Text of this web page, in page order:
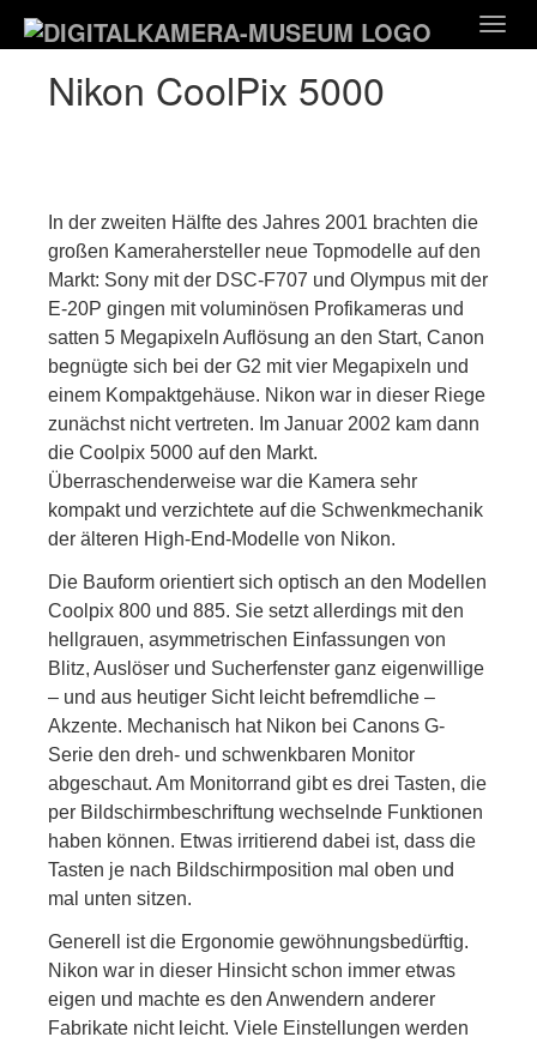
Hauptinhalt
Nikon CoolPix 5000
In der zweiten Hälfte des Jahres 2001 brachten die
großen Kamerahersteller neue Topmodelle auf den
Markt: Sony mit der DSC-F707 und Olympus mit der
E-20P gingen mit voluminösen Profikameras und
satten 5 Megapixeln Auflösung an den Start, Canon
begnügte sich bei der G2 mit vier Megapixeln und
einem Kompaktgehäuse. Nikon war in dieser Riege
zunächst nicht vertreten. Im Januar 2002 kam dann
die Coolpix 5000 auf den Markt.
Überraschenderweise war die Kamera sehr
kompakt und verzichtete auf die Schwenkmechanik
der älteren High-End-Modelle von Nikon.
Die Bauform orientiert sich optisch an den Modellen
Coolpix 800 und 885. Sie setzt allerdings mit den
hellgrauen, asymmetrischen Einfassungen von
Blitz, Auslöser und Sucherfenster ganz eigenwillige
– und aus heutiger Sicht leicht befremdliche –
Akzente. Mechanisch hat Nikon bei Canons G-
Serie den dreh- und schwenkbaren Monitor
abgeschaut. Am Monitorrand gibt es drei Tasten, die
per Bildschirmbeschriftung wechselnde Funktionen
haben können. Etwas irritierend dabei ist, dass die
Tasten je nach Bildschirmposition mal oben und
mal unten sitzen.
Generell ist die Ergonomie gewöhnungsbedürftig.
Nikon war in dieser Hinsicht schon immer etwas
eigen und machte es den Anwendern anderer
Fabrikate nicht leicht. Viele Einstellungen werden